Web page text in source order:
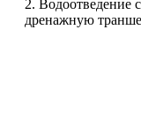
2. Водоотведение
дренажную